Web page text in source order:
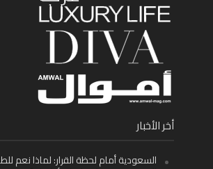
أخر الأخبار
السعودية أمام لحظة القرار: لماذا نعم